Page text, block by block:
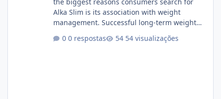
the biggest reasons consumers search for
Alka Slim is its association with weight
management. Successful long-term weight
consistency rather than quick fixes. A
0 respostas 54 visualizações